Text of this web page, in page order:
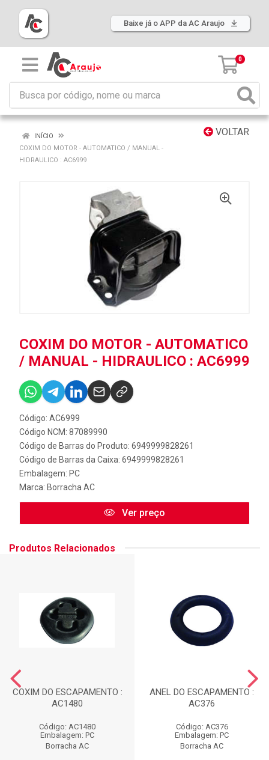
Baixe já o APP da AC Araujo
0
VOLTAR
INÍCIO
COXIM DO MOTOR - AUTOMATICO / MANUAL -
HIDRAULICO : AC6999
COXIM DO MOTOR - AUTOMATICO
/ MANUAL - HIDRAULICO : AC6999
Código: AC6999
Código NCM: 87089990
Código de Barras do Produto: 6949999828261
Código de Barras da Caixa: 6949999828261
Embalagem: PC
Marca: Borracha AC
Ver preço
Produtos Relacionados
COXIM DO ESCAPAMENTO :
AC1480
Código: AC1480
Embalagem: PC
Borracha AC
ANEL DO ESCAPAMENTO :
AC376
Código: AC376
Embalagem: PC
Borracha AC